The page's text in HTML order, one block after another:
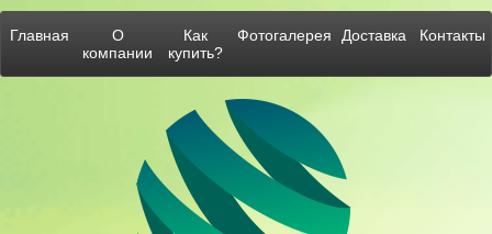
Главная
О
компании
Как
купить?
Фотогалерея Доставка Контакты